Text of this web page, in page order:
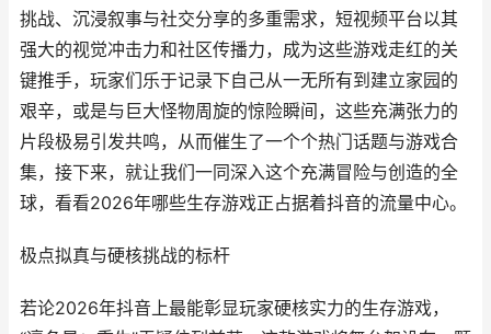
挑战、沉浸叙事与社交分享的多重需求，短视频平台以其
强大的视觉冲击力和社区传播力，成为这些游戏走红的关
键推手，玩家们乐于记录下自己从一无所有到建立家园的
艰辛，或是与巨大怪物周旋的惊险瞬间，这些充满张力的
片段极易引发共鸣，从而催生了一个个热门话题与游戏合
集，接下来，就让我们一同深入这个充满冒险与创造的全
球，看看2026年哪些生存游戏正占据着抖音的流量中心。
极点拟真与硬核挑战的标杆
若论2026年抖音上最能彰显玩家硬核实力的生存游戏，